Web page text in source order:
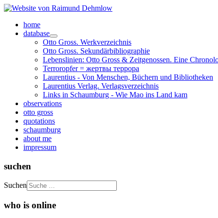
home
database
Otto Gross. Werkverzeichnis
Otto Gross. Sekundärbibliographie
Lebenslinien: Otto Gross & Zeitgenossen. Eine
Terroropfer = жертвы террора
Laurentius - Von Menschen, Büchern und Bibliotheken
Laurentius Verlag. Verlagsverzeichnis
Links in Schaumburg - Wie Mao ins Land kam
observations
otto gross
quotations
schaumburg
about me
impressum
suchen
Suchen
who is online